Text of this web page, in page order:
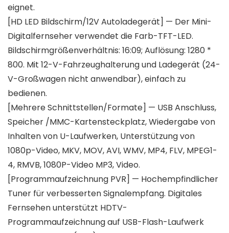
eignet.
[HD LED Bildschirm/12V Autoladegerät] — Der Mini-
Digitalfernseher verwendet die Farb-TFT-LED.
Bildschirmgrößenverhältnis: 16:09; Auflösung: 1280 *
800. Mit 12-V-Fahrzeughalterung und Ladegerät (24-
V-Großwagen nicht anwendbar), einfach zu
bedienen.
[Mehrere Schnittstellen/Formate] — USB Anschluss,
Speicher /MMC-Kartensteckplatz, Wiedergabe von
Inhalten von U-Laufwerken, Unterstützung von
1080p-Video, MKV, MOV, AVI, WMV, MP4, FLV, MPEG1-
4, RMVB, 1080P-Video MP3, Video.
[Programmaufzeichnung PVR] — Hochempfindlicher
Tuner für verbesserten Signalempfang. Digitales
Fernsehen unterstützt HDTV-
Programmaufzeichnung auf USB-Flash-Laufwerk